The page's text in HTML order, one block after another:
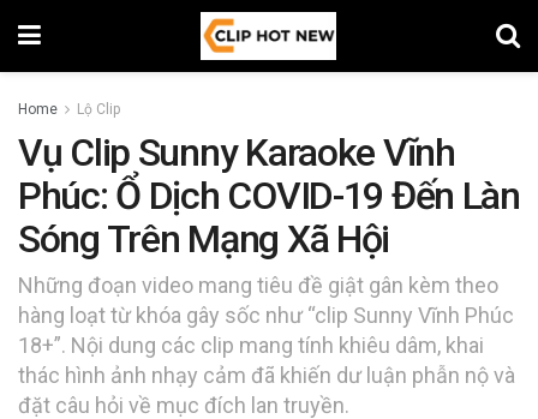
Home Lộ Clip
Vụ Clip Sunny Karaoke Vĩnh
Phúc: Ổ Dịch COVID-19 Đến Làn
Sóng Trên Mạng Xã Hội
Những đoạn video mang tiêu đề giật gân kèm theo
hàng loạt từ khóa gây sốc như “clip Sunny Vĩnh Phúc
18+”. Nội dung các clip mang tính khiêu dâm, khai
thác hình ảnh nhạy cảm đã khiến dư luận phẫn nộ và
đặt câu hỏi về mục đích lan truyền.